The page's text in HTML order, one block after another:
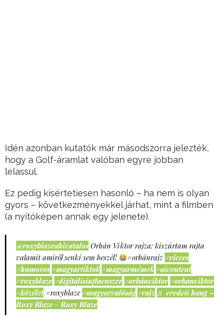
Idén azonban kutatók már másodszorra jelezték,
hogy a Golf-áramlat valóban egyre jobban
lelassul.
Ez pedig kísértetiesen hasonló – ha nem is olyan
gyors – következményekkel járhat, mint a filmben
(a nyitóképen annak egy jelenete).
@roxyblazeahivatalos Orbán Viktor rajza: kiszúrtam rajta
valamit amiről senki sem beszél!
#orbánrajz #vicces
#humoros #magyartiktok #magyarmémek #aicontent
#roxyblaze #digitálisinfluenszer #orbánviktor #orbanviktor
#közélet #roxyblaze #magyarvalóság #rajz ♬ eredeti hang –
Roxy Blaze - Roxy Blaze